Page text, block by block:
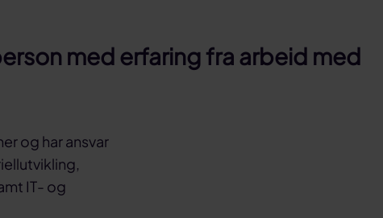
med erfaring fra arbeid med
og har ansvar
IT- og